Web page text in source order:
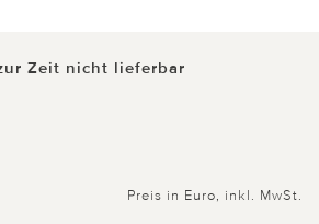
Zeit nicht lieferbar
Preis in Euro, inkl. MwSt.